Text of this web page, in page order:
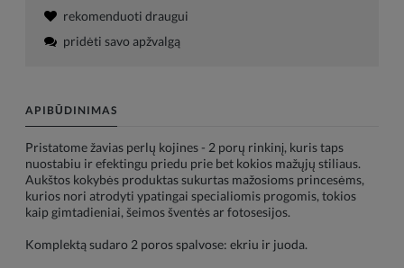
rekomenduoti draugui
pridėti savo apžvalgą
APIBŪDINIMAS
Pristatome žavias perlų kojines - 2 porų rinkinį, kuris taps
nuostabiu ir efektingu priedu prie bet kokios mažųjų stiliaus.
Aukštos kokybės produktas sukurtas mažosioms princesėms,
kurios nori atrodyti ypatingai specialiomis progomis, tokios
kaip gimtadieniai, šeimos šventės ar fotosesijos.
Komplektą sudaro 2 poros spalvose: ekriu ir juoda.